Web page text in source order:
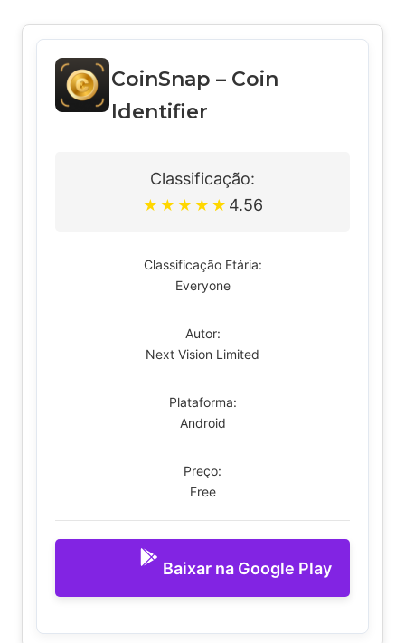
CoinSnap – Coin
Identifier
Classificação:
★ ★ ★ ★ ★ 4.56
Classificação Etária:
Everyone
Autor:
Next Vision Limited
Plataforma:
Android
Preço:
Free
Baixar na Google Play